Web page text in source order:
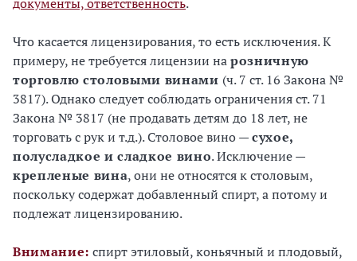
Что касается лицензирования, то есть исключения. К
примеру, не требуется лицензии нарозничную
торговлю столовыми винами (ч. 7 ст. 16 Закона №
3817). Однако следует соблюдать ограничения ст. 71
Закона № 3817 (не продавать детям до 18 лет, не
торговать с рук и т.д.). Столовое вино —сухое,
полусладкое и сладкое вино. Исключение —
крепленые вина, они не относятся к столовым,
поскольку содержат добавленный спирт, а потому и
подлежат лицензированию.
Внимание: спирт этиловый, коньячный и плодовый,